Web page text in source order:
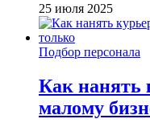
25 июля 2025
Подбор персонала
Как нанять
малому